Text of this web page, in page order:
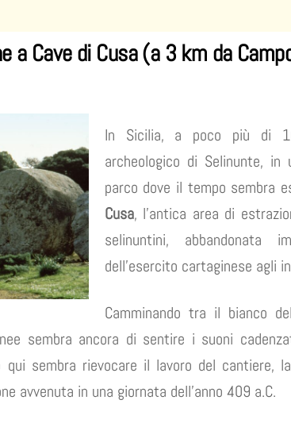
a Cave di Cusa(a 3 km da
In Sicilia, a poco più di
archeologico di Selinunte,
parco dove il tempo sembra
Cusa, l’antica area di
selinuntini, abbandonata
dell’esercito cartaginese agli
Camminando tra il bianco
sembra ancora di sentire i suoni
sembra rievocare il lavoro del cantiere,
avvenuta in una giornata dell’anno 409 a.C.